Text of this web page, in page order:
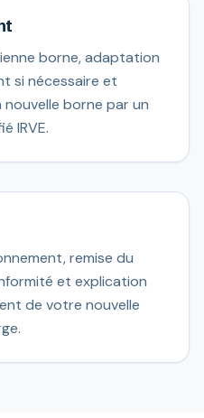
borne, adaptation
si nécessaire et
borne par un
IRVE.
remise du
et explication
de votre nouvelle